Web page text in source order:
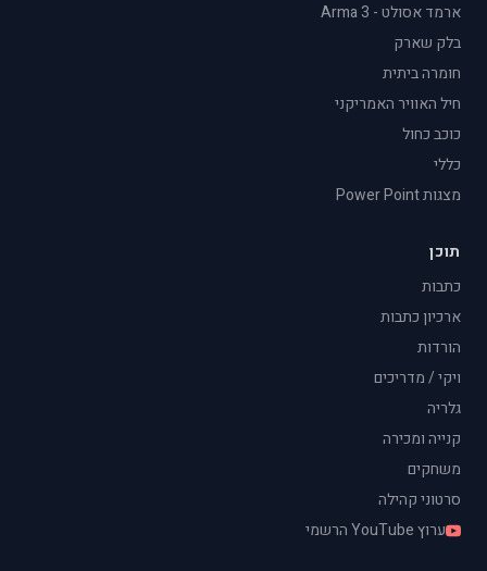
ארמד אסולט - Arma 3
בלק שארק
חומרה ביתית
חיל האוויר האמריקני
כוכב כחול
כללי
מצגות Power Point
תוכן
כתבות
ארכיון כתבות
הורדות
ויקי / מדריכים
גלריה
קנייה ומכירה
משחקים
סרטוני קהילה
ערוץ YouTube הרשמי